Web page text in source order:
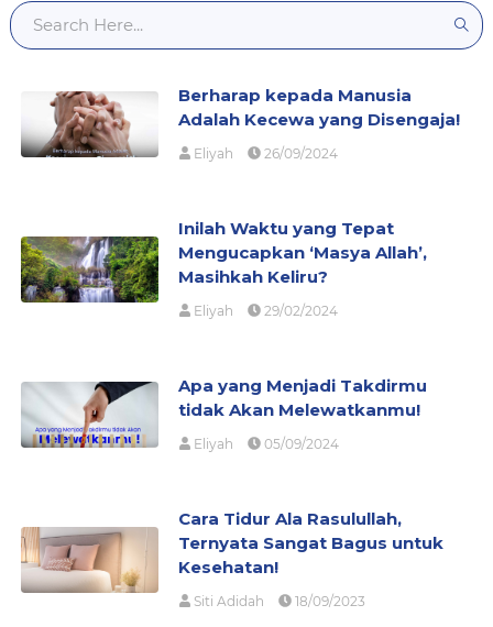
Berharap kepada Manusia
Adalah Kecewa yang Disengaja!
Eliyah 26/09/2024
Inilah Waktu yang Tepat
Mengucapkan ‘Masya Allah’,
Masihkah Keliru?
Eliyah 29/02/2024
Apa yang Menjadi Takdirmu
tidak Akan Melewatkanmu!
Eliyah 05/09/2024
Cara Tidur Ala Rasulullah,
Ternyata Sangat Bagus untuk
Kesehatan!
Siti Adidah 18/09/2023